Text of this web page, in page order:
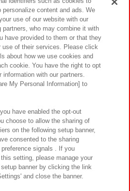
ン
テナビリティ サイトポリシー
ウェブアクセシビリティ方針と検証結果
もに
方針 よくあるご質問・お問い合わせ
Namco Amusement Inc.
content and ads. We
use of our website with our
partners, who may combine it with
have provided to them or that they
use of their services. Please click
about how we use cookies and
cookie. You have the right to opt
information with our partners.
My Personal Information] to
have enabled the opt-out
choose to allow the sharing of
on the following setup banner,
consented to the sharing
signals . If you
setting, please manage your
banner by clicking the link
and close the banner.